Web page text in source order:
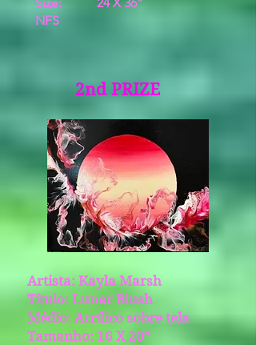
NFS
2nd PRIZE
Artista: Kayla Marsh
Título: Lunar Blush
Médio: Acrílico sobre tela
Tamanho: 16 X 20”